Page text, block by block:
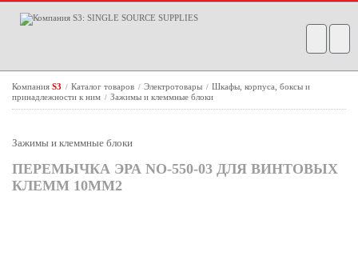
Компания S3 / Каталог товаров / Электротовары / Шкафы, корпуса, боксы и
принадлежности к ним / Зажимы и клеммные блоки
Зажимы и клеммные блоки
ПЕРЕМЫЧКА ЭРА NO-550-03 ДЛЯ ВИНТОВЫХ
КЛЕММ 10ММ2